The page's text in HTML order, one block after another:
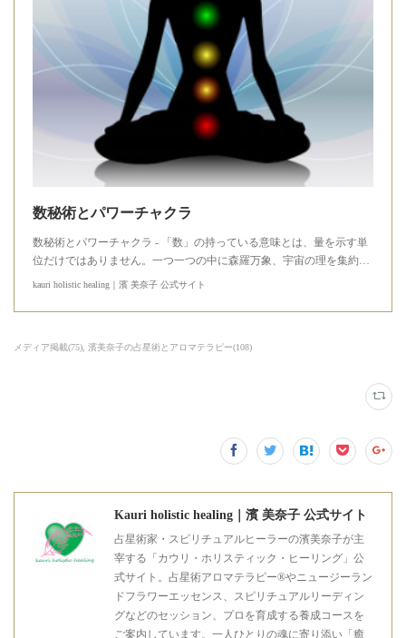
数秘術とパワーチャクラ
数秘術とパワーチャクラ - 「数」の持っている意味とは、量を示す単
位だけではありません。一つ一つの中に森羅万象、宇宙の理を集約…
kauri holistic healing｜濱 美奈子 公式サイト
メディア掲載(75) 濱美奈子の占星術とアロマテラピー(108)
Kauri holistic healing｜濱 美奈子 公式サイト
占星術家・スピリチュアルヒーラーの濱美奈子が主
宰する「カウリ・ホリスティック・ヒーリング」公
式サイト。占星術アロマテラピー®やニュージーラン
ドフラワーエッセンス、スピリチュアルリーディン
グなどのセッション、プロを育成する養成コースを
ご案内しています。一人ひとりの魂に寄り添い「癒